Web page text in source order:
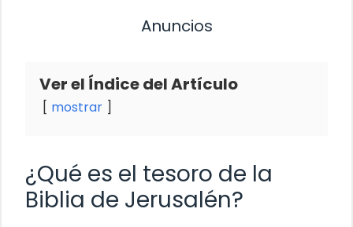
Anuncios
Ver el Índice del Artículo
mostrar
¿Qué es el tesoro de la
Biblia de Jerusalén?